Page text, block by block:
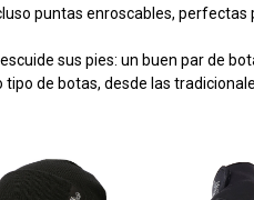
puntas enroscables,
sus pies: un buen par de
de botas, desde las